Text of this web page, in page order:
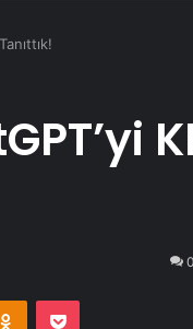
0
Odnoklassniki
Pocket